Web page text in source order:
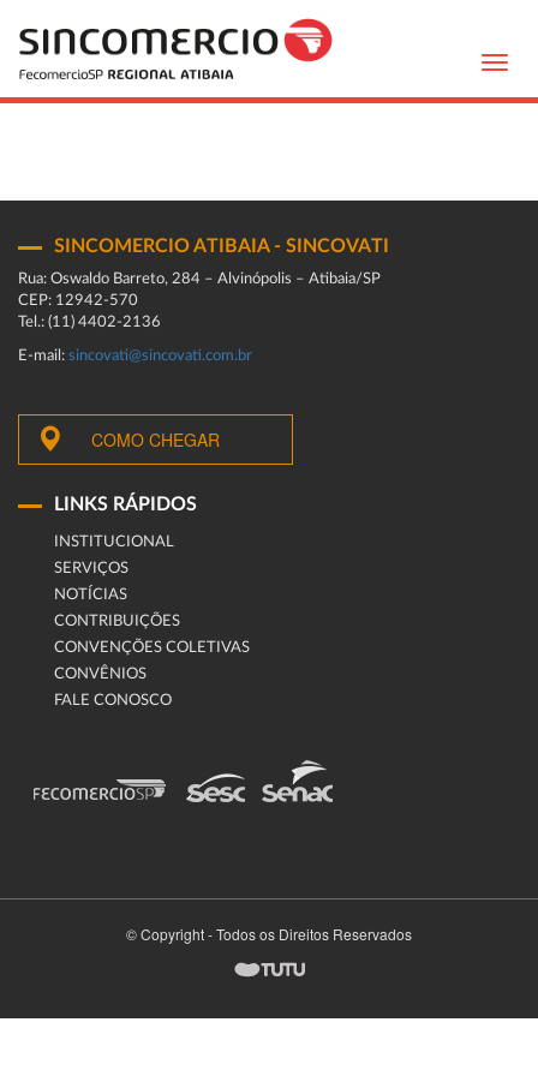
SINCOMERCIO ATIBAIA - SINCOVATI
Rua: Oswaldo Barreto, 284 – Alvinópolis – Atibaia/SP
CEP: 12942-570
Tel.: (11) 4402-2136
E-mail: sincovati@sincovati.com.br
COMO CHEGAR
LINKS RÁPIDOS
INSTITUCIONAL
SERVIÇOS
NOTÍCIAS
CONTRIBUIÇÕES
CONVENÇÕES COLETIVAS
CONVÊNIOS
FALE CONOSCO
© Copyright - Todos os Direitos Reservados